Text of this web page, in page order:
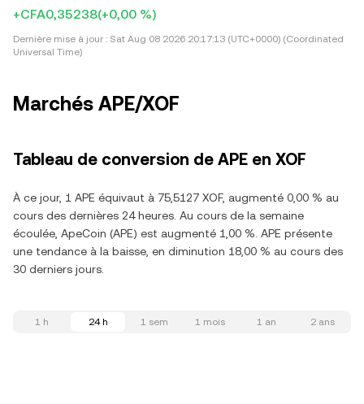
+CFA0,35238(+0,00 %)
Dernière mise à jour : Sat Aug 08 2026 20:17:13 (UTC+0000) (Coordinated
Universal Time)
Marchés APE/XOF
Tableau de conversion de APE en XOF
À ce jour, 1 APE équivaut à 75,5127 XOF, augmenté 0,00 % au
cours des dernières 24 heures. Au cours de la semaine
écoulée, ApeCoin (APE) est augmenté 1,00 %. APE présente
une tendance à la baisse, en diminution 18,00 % au cours des
30 derniers jours.
1 h 24 h 1 sem 1 mois 1 an 2 ans